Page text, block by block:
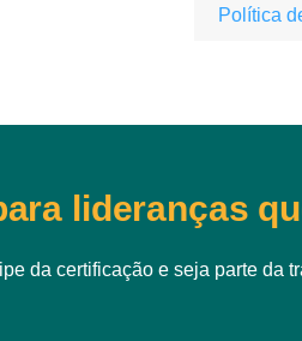
Política
lideranças
da certificação e seja parte da